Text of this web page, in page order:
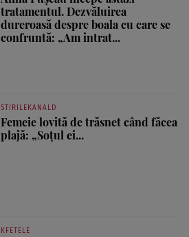
tratamentul. Dezvăluirea
dureroasă despre boala cu care se
confruntă: „Am intrat...
STIRILEKANALD
Femeie lovită de trăsnet când făcea
plajă: „Soțul ei...
KFETELE